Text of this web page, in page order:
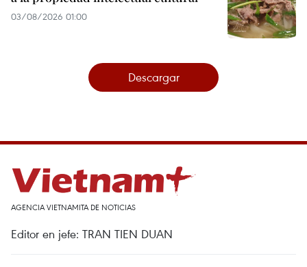
03/08/2026 01:00
Descargar
AGENCIA VIETNAMITA DE NOTICIAS
Editor en jefe: TRAN TIEN DUAN